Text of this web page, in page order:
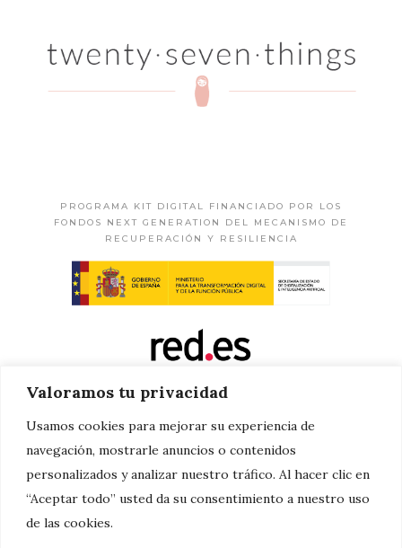
Valoramos tu privacidad
Usamos cookies para mejorar su experiencia de
navegación, mostrarle anuncios o contenidos
personalizados y analizar nuestro tráfico. Al hacer clic en
“Aceptar todo” usted da su consentimiento a nuestro uso
de las cookies.
PROGRAMA KIT DIGITAL FINANCIADO POR LOS
FONDOS NEXT GENERATION DEL MECANISMO DE
RECUPERACIÓN Y RESILIENCIA